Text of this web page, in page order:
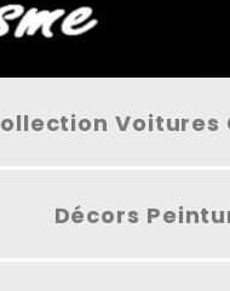
Voitures
Décors